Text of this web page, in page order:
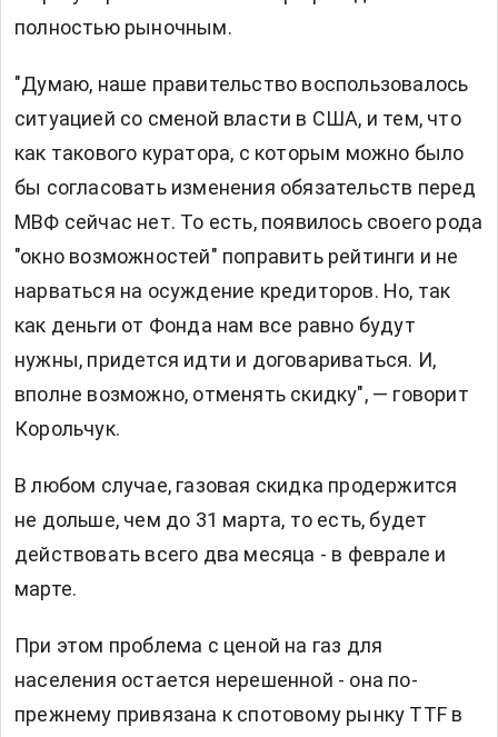
полностью рыночным.
"Думаю, наше правительство воспользовалось
ситуацией со сменой власти в США, и тем, что
как такового куратора, с которым можно было
бы согласовать изменения обязательств перед
МВФ сейчас нет. То есть, появилось своего рода
"окно возможностей" поправить рейтинги и не
нарваться на осуждение кредиторов. Но, так
как деньги от Фонда нам все равно будут
нужны, придется идти и договариваться. И,
вполне возможно, отменять скидку", — говорит
Корольчук.
В любом случае, газовая скидка продержится
не дольше, чем до 31 марта, то есть, будет
действовать всего два месяца - в феврале и
марте.
При этом проблема с ценой на газ для
населения остается нерешенной - она по-
прежнему привязана к спотовому рынку TTF в